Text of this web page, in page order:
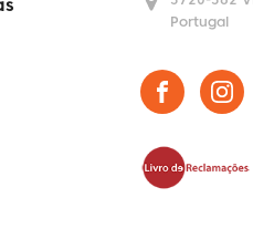
Portugal